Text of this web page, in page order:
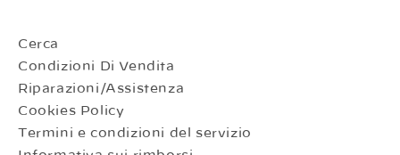
Cerca
Condizioni Di Vendita
Riparazioni/Assistenza
Cookies Policy
Termini e condizioni del servizio